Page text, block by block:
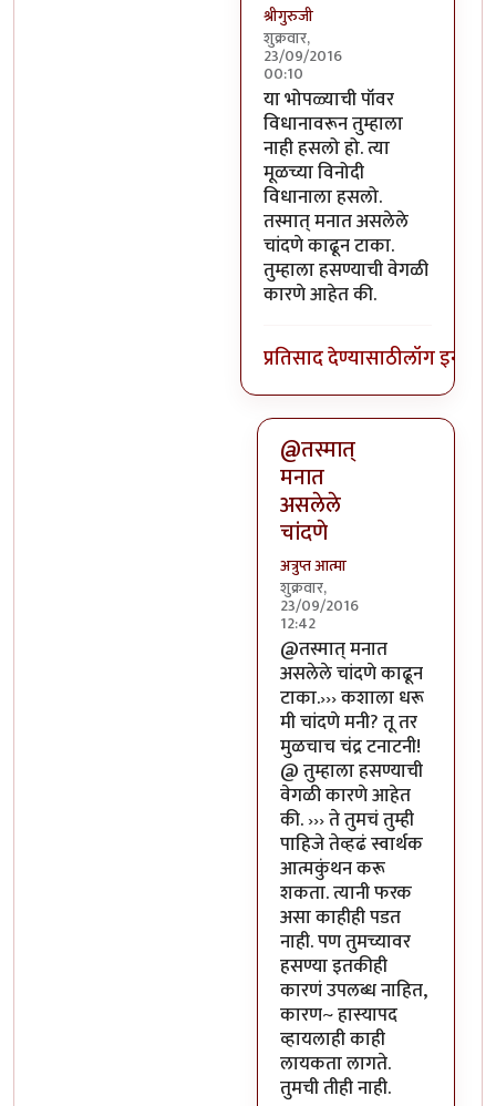
श्रीगुरुजी
शुक्रवार,
23/09/2016
00:10
In reply toवर सांगितलेला अर्थ
या भोपळ्याची पॉवर
विधानावरून तुम्हाला
नाही हसलो हो. त्या
मूळच्या विनोदी
विधानाला हसलो.
तस्मात् मनात असलेले
चांदणे काढून टाका.
तुम्हाला हसण्याची वेगळी
कारणे आहेत की.
प्रतिसाद देण्यासाठीलॉग इन करा
@तस्मात्
मनात
असलेले
चांदणे
अत्रुप्त आत्मा
शुक्रवार,
23/09/2016
12:42
In reply toया भोपळ्याची
@तस्मात् मनात
असलेले चांदणे काढून
टाका.››› कशाला धरू
मी चांदणे मनी? तू तर
मुळचाच चंद्र टनाटनी!
@ तुम्हाला हसण्याची
वेगळी कारणे आहेत
की. ››› ते तुमचं तुम्ही
पाहिजे तेव्हढं स्वार्थक
आत्मकुंथन करू
शकता. त्यानी फरक
असा काहीही पडत
नाही. पण तुमच्यावर
हसण्या इतकीही
कारणं उपलब्ध नाहित,
कारण~ हास्यापद
व्हायलाही काही
लायकता लागते.
तुमची तीही नाही.